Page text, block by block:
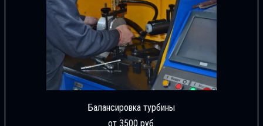
Балансировка турбины
от 3500 руб.